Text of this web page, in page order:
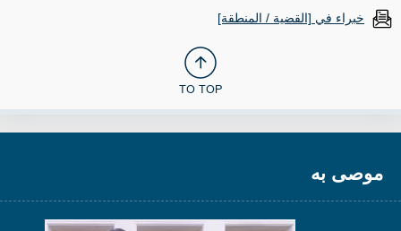
خبراء في [القضية / المنطقة]
TO TOP
موصى به